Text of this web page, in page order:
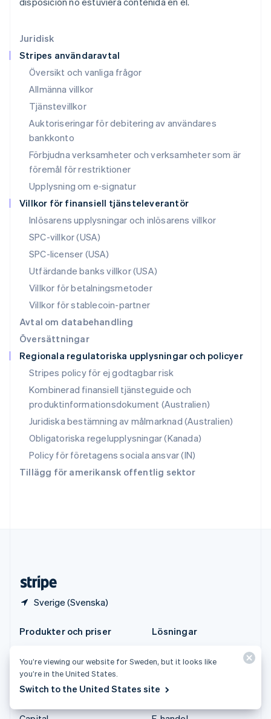
Juridisk
Stripes användaravtal
Översikt och vanliga frågor
Allmänna villkor
Tjänstevillkor
Auktoriseringar för debitering av användares
bankkonto
Förbjudna verksamheter och verksamheter som är
föremål för restriktioner
Upplysning om e‑signatur
Villkor för finansiell tjänsteleverantör
Inlösarens upplysningar och inlösarens villkor
SPC-villkor (USA)
SPC-licenser (USA)
Utfärdande banks villkor (USA)
Villkor för betalningsmetoder
Villkor för stablecoin-partner
Avtal om databehandling
Översättningar
Regionala regulatoriska upplysningar och policyer
Stripes policy för ej godtagbar risk
Kombinerad finansiell tjänsteguide och
produktinformationsdokument (Australien)
Juridiska bestämning av målmarknad (Australien)
Obligatoriska regelupplysningar (Kanada)
Policy för företagens sociala ansvar (IN)
Tillägg för amerikansk offentlig sektor
Sverige (Svenska)
English
English 简体中文
Malta
Mexiko
EspañolEnglish
Nederländerna
Norge
English
Nya Zeeland
Polen
English
Portugal
Rumänien
English
Schweiz
Deutsch FrançaisItalianoEnglish
Singapore
English 简体中文
English
Slovenien
EnglishItaliano
Spanien
EspañolEnglish
Storbritannien
English
Sverige
Svenska English
Thailand
ไทยEnglish
Tjeckien
English
Produkter och priser
Atlas
Auktoriseringsförstärkning
Lösningar
Startup-företag
Agentbaserad handel
You’re viewing our website for Sweden, but it looks like
you’re in the United States.
Switch to the United States site